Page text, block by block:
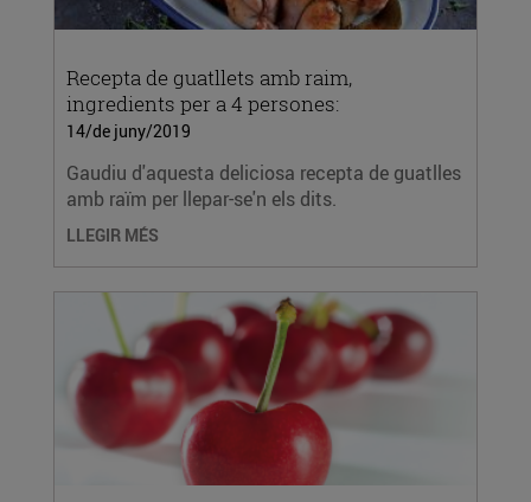
Recepta de guatllets amb raim,
ingredients per a 4 persones:
14/de juny/2019
Gaudiu d'aquesta deliciosa recepta de guatlles
amb raïm per llepar-se'n els dits.
LLEGIR MÉS